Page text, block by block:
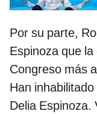
Por su parte,
Espinoza que
Congreso más
Han
Delia Espinoza.